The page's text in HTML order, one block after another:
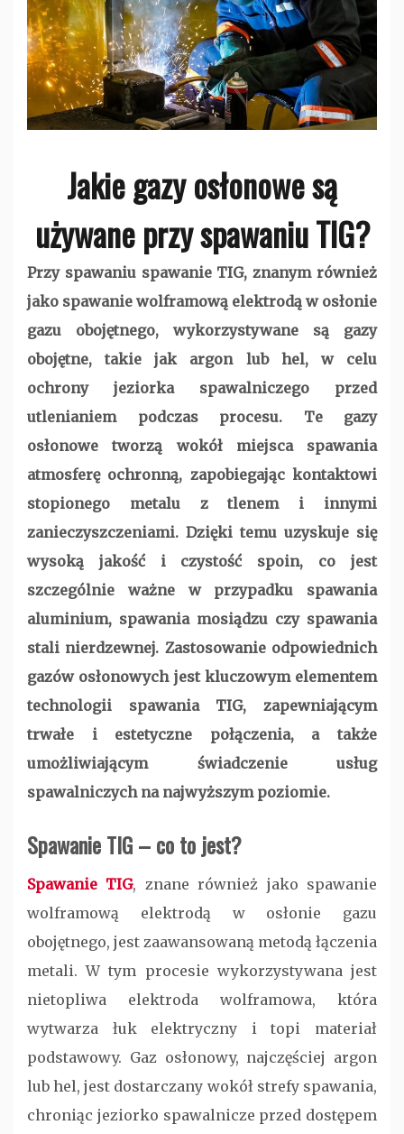
Jakie gazy osłonowe są
używane przy spawaniu TIG?
Przy spawaniu spawanie TIG, znanym również
jako spawanie wolframową elektrodą w osłonie
gazu obojętnego, wykorzystywane są gazy
obojętne, takie jak argon lub hel, w celu
ochrony jeziorka spawalniczego przed
utlenianiem podczas procesu. Te gazy
osłonowe tworzą wokół miejsca spawania
atmosferę ochronną, zapobiegając kontaktowi
stopionego metalu z tlenem i innymi
zanieczyszczeniami. Dzięki temu uzyskuje się
wysoką jakość i czystość spoin, co jest
szczególnie ważne w przypadku spawania
aluminium, spawania mosiądzu czy spawania
stali nierdzewnej. Zastosowanie odpowiednich
gazów osłonowych jest kluczowym elementem
technologii spawania TIG, zapewniającym
trwałe i estetyczne połączenia, a także
umożliwiającym świadczenie usług
spawalniczych na najwyższym poziomie.
Spawanie TIG – co to jest?
Spawanie TIG, znane również jako spawanie
wolframową elektrodą w osłonie gazu
obojętnego, jest zaawansowaną metodą łączenia
metali. W tym procesie wykorzystywana jest
nietopliwa elektroda wolframowa, która
wytwarza łuk elektryczny i topi materiał
podstawowy. Gaz osłonowy, najczęściej argon
lubhel, jest dostarczany wokół strefy spawania,
chroniąc jeziorko spawalnicze przed dostępem